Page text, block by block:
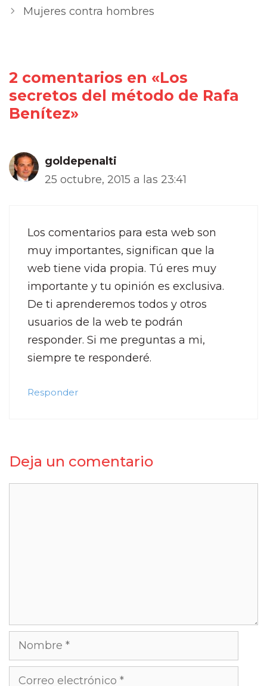
Mujeres contra hombres
2 comentarios en «Los
secretos del método de Rafa
Benítez»
goldepenalti
25 octubre, 2015 a las 23:41
Los comentarios para esta web son
muy importantes, significan que la
web tiene vida propia. Tú eres muy
importante y tu opinión es exclusiva.
De ti aprenderemos todos y otros
usuarios de la web te podrán
responder. Si me preguntas a mi,
siempre te responderé.
Responder
Deja un comentario